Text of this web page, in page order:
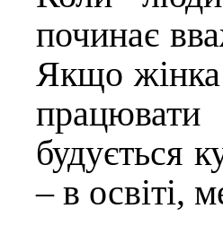
починає
Якщо жінка
будується
– в освіті,